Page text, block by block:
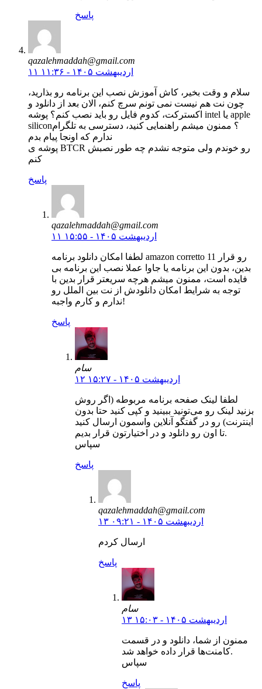
پاسخ
qazalehmaddah@gmail.com
۱۱ اردیبهشت ۱۴۰۵ - ۱۱:۳۶
سلام و وقت بخیر، کاش آموزش نصب این برنامه رو بذارید،
چون نت هم نیست نمی تونم سرچ کنم، الان بعد از دانلود و
اکسترکت، کدوم فایل رو باید نصب کنم؟ پوشه intel یا apple
silicon؟ ممنون میشم راهنمایی کنید، دسترسی به تلگرام
ندارم که اونجا پیام بدم
پوشه ی BTCR رو خوندم ولی متوجه نشدم چه طور نصبش
کنم
پاسخ
qazalehmaddah@gmail.com
۱۱ اردیبهشت ۱۴۰۵ - ۱۵:۵۵
لطفا امکان دانلود برنامه amazon corretto 11 رو قرار
بدین، بدون این برنامه یا جاوا عملا نصب این برنامه بی
فایده است، ممنون میشم هرچه سریعتر قرار بدین با
توجه به شرایط امکان دانلودش از نت بین الملل رو
ندارم و کارم واجبه!
پاسخ
سام
۱۲ اردیبهشت ۱۴۰۵ - ۱۵:۲۷
لطفا لینک صفحه برنامه مربوطه (اگر روش
بزنید لینک رو می‌تونید ببینید و کپی کنید حتا بدون
اینترنت) رو در گفتگو آنلاین واسمون ارسال کنید
تا اون رو دانلود و در اختیارتون قرار بدیم.
سپاس
پاسخ
qazalehmaddah@gmail.com
۱۳ اردیبهشت ۱۴۰۵ - ۰۹:۲۱
ارسال کردم
پاسخ
سام
۱۳ اردیبهشت ۱۴۰۵ - ۱۵:۰۳
ممنون از شما، دانلود و در قسمت
کامنت‌ها قرار داده خواهد شد.
سپاس
پاسخ